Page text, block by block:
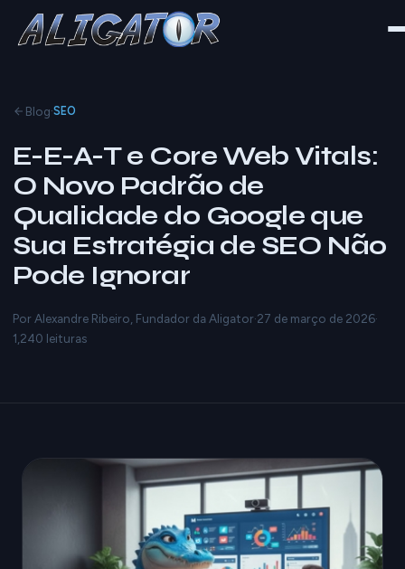
Blog·SEO
E-E-A-T e Core Web Vitals:
O Novo Padrão de
Qualidade do Google que
Sua Estratégia de SEO Não
Pode Ignorar
Por Alexandre Ribeiro, Fundador da Aligator·27 de março de 2026·
1,240 leituras